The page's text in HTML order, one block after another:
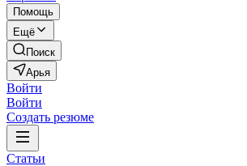
Помощь
Ещё
Поиск
Арья
Войти
Войти
Создать резюме
Статьи